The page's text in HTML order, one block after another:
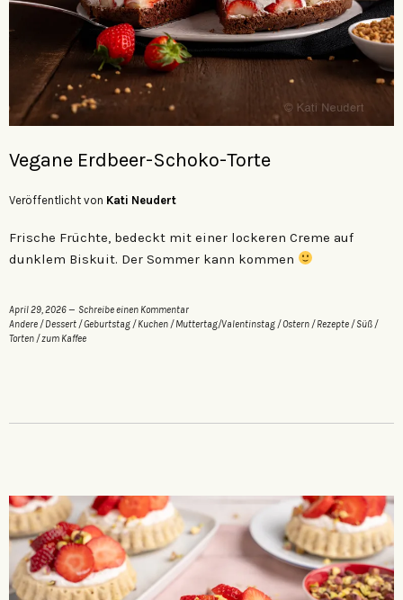
Vegane Erdbeer-Schoko-Torte
Veröffentlicht von Kati Neudert
Frische Früchte, bedeckt mit einer lockeren Creme auf
dunklem Biskuit. Der Sommer kann kommen
April 29, 2026
Schreibe einen Kommentar
Andere /Dessert /Geburtstag /Kuchen /Muttertag/Valentinstag /Ostern /Rezepte /Süß /
Torten /zum Kaffee